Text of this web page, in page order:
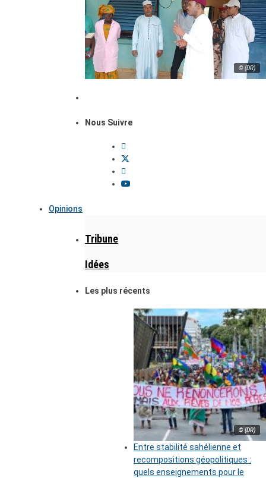
© (DR)
Nous Suivre
Opinions
Tribune
Idées
Les plus récents
© (DR)
Entre stabilité sahélienne et
recompositions géopolitiques :
quels enseignements pour le